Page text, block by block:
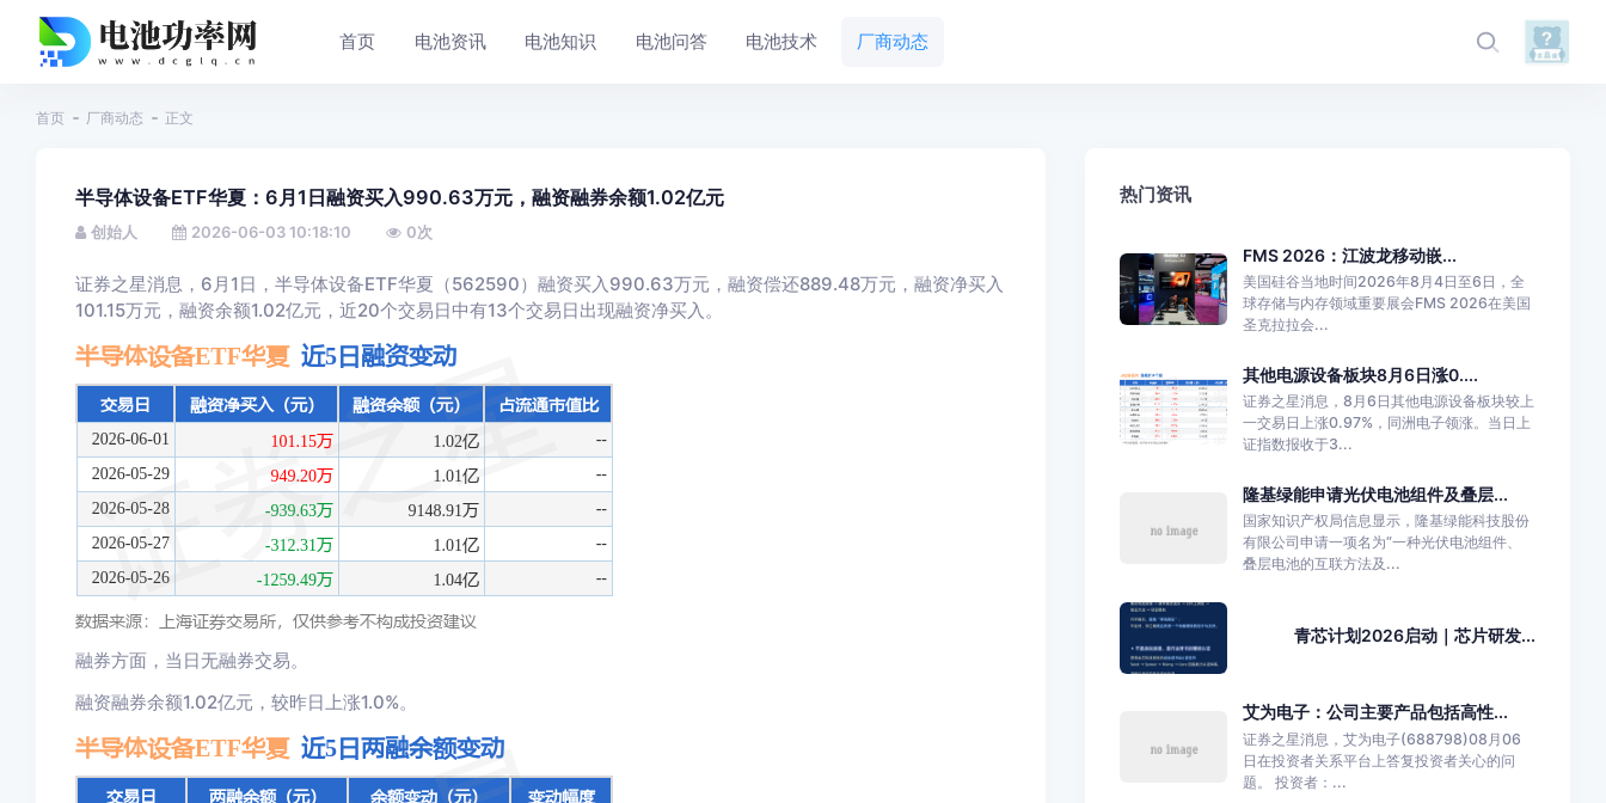
首页 电池资讯 电池知识 电池问答 电池技术 厂商动态
首页 厂商动态 正文
半导体设备ETF华夏：6月1日融资买入990.63万元，融资融券余额1.02亿元
创始人 2026-06-03 10:18:10 0次
证券之星消息，6月1日，半导体设备ETF华夏（562590）融资买入990.63万元，融资偿还889.48万元，融资净买入
101.15万元，融资余额1.02亿元，近20个交易日中有13个交易日出现融资净买入。
融券方面，当日无融券交易。
融资融券余额1.02亿元，较昨日上涨1.0%。
热门资讯
FMS 2026：江波龙移动嵌...
美国硅谷当地时间2026年8月4日至6日，全
球存储与内存领域重要展会FMS 2026在美国
圣克拉拉会...
其他电源设备板块8月6日涨0....
证券之星消息，8月6日其他电源设备板块较上
一交易日上涨0.97%，同洲电子领涨。当日上
证指数报收于3...
隆基绿能申请光伏电池组件及叠层...
国家知识产权局信息显示，隆基绿能科技股份
有限公司申请一项名为“一种光伏电池组件、
叠层电池的互联方法及...
青芯计划2026启动｜芯片研发...
艾为电子：公司主要产品包括高性...
证券之星消息，艾为电子(688798)08月06
日在投资者关系平台上答复投资者关心的问
题。 投资者：...